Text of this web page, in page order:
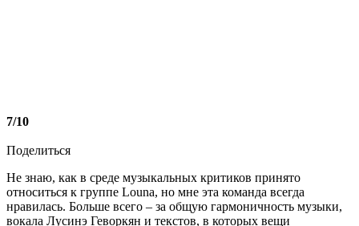
7/10
Поделиться
Не знаю, как в среде музыкальных критиков принято
относиться к группе Louna, но мне эта команда всегда
нравилась. Больше всего – за общую гармоничность музыки,
вокала Лусинэ Геворкян и текстов, в которых вещи